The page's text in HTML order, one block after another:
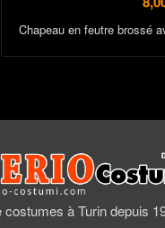
Chapeau en feutre brossé
costumes à Turin depuis